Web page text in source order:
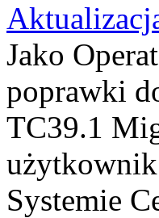
Jako
poprawki
TC39.1
Systemie